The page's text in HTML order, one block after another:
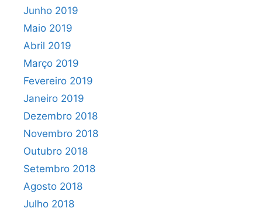
Junho 2019
Maio 2019
Abril 2019
Março 2019
Fevereiro 2019
Janeiro 2019
Dezembro 2018
Novembro 2018
Outubro 2018
Setembro 2018
Agosto 2018
Julho 2018